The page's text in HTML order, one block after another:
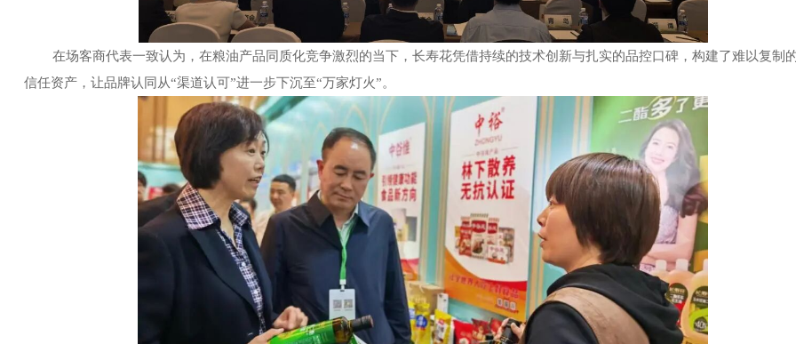
在场客商代表一致认为，在粮油产品同质化竞争激烈的当下，长寿花凭借持续的技术创新与扎实的品控口碑，构建了难以复制
信任资产，让品牌认同从“渠道认可”进一步下沉至“万家灯火”。